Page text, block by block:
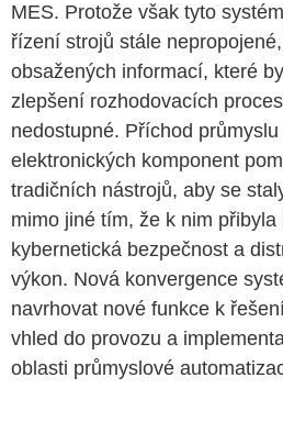
MES. Protože však tyto
řízení strojů stále
obsažených informací, které
zlepšení rozhodovacích
nedostupné. Příchod
elektronických komponent
tradičních nástrojů, aby se
mimo jiné tím, že k nim
kybernetická bezpečnost a
výkon. Nová konvergence
navrhovat nové funkce k
vhled do provozu a
oblasti průmyslové